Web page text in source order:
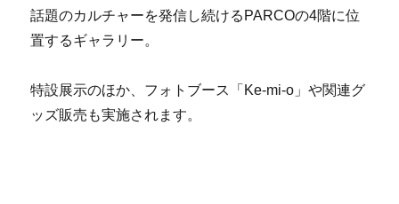
話題のカルチャーを発信し続けるPARCOの4階に位
置するギャラリー。
特設展示のほか、フォトブース「Ke-mi-o」や関連グ
ッズ販売も実施されます。